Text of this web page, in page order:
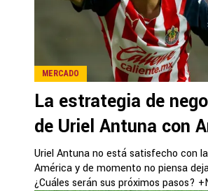
MERCADO
La estrategia de
de Uriel Antuna con
Uriel Antuna no está satisfecho con
América y de momento no piensa
¿Cuáles serán sus próximos pasos?